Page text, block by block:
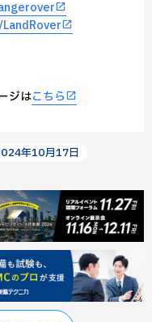
ジはこちら
年10月17日